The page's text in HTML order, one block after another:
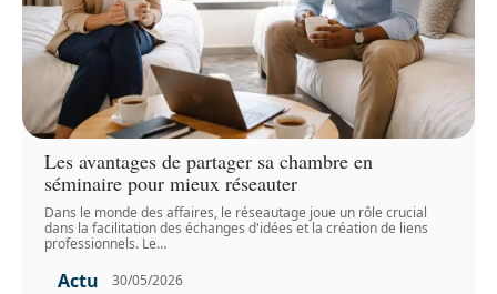
Les avantages de partager sa chambre en
séminaire pour mieux réseauter
Dans le monde des affaires, le réseautage joue un rôle crucial
dans la facilitation des échanges d'idées et la création de liens
professionnels. Le…
Actu 30/05/2026